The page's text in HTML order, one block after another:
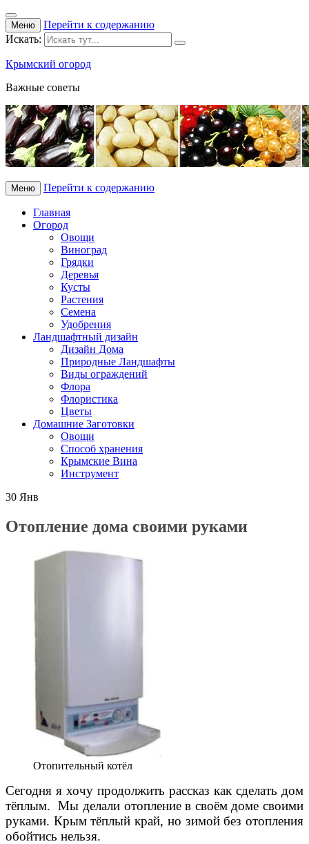
Меню
Перейти к содержанию
Искать:
Крымский огород
Важные советы
Меню Перейти к содержанию
Главная
Огород
Овощи
Виноград
Грядки
Деревья
Кусты
Растения
Семена
Удобрения
Ландшафтный дизайн
Дизайн Дома
Природные Ландшафты
Виды ограждений
Флора
Флористика
Цветы
Домашние Заготовки
Овощи
Способ хранения
Крымские Вина
Инструмент
30 Янв
Отопление дома своими руками
Отопительный котёл
Сегодня я хочу продолжить рассказ как сделать дом
тёплым. Мы делали отопление в своём доме своими
руками. Крым тёплый край, но зимой без отопления
обойтись нельзя.